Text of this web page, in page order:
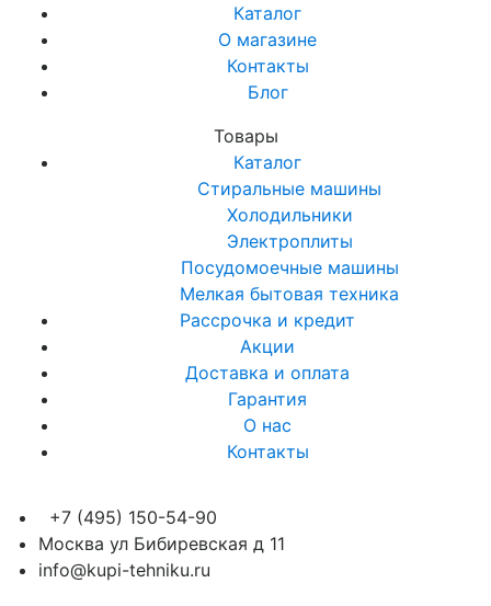
Каталог
О магазине
Контакты
Блог
Товары
Каталог
Стиральные машины
Холодильники
Электроплиты
Посудомоечные машины
Мелкая бытовая техника
Рассрочка и кредит
Акции
Доставка и оплата
Гарантия
О нас
Контакты
+7 (495) 150-54-90
Москва ул Бибиревская д 11
info@kupi-tehniku.ru